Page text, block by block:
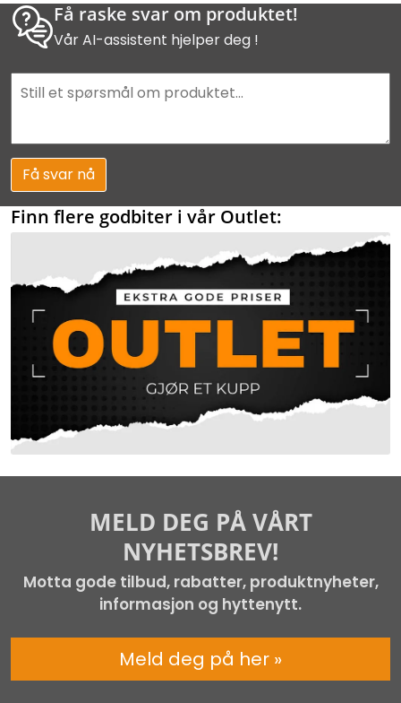
Få raske svar om produktet!
Vår AI-assistent hjelper deg !
Få svar nå
Finn flere godbiter i vår Outlet:
MELD DEG PÅ VÅRT
NYHETSBREV!
Motta gode tilbud, rabatter, produktnyheter,
informasjon og hyttenytt.
Meld deg på her »